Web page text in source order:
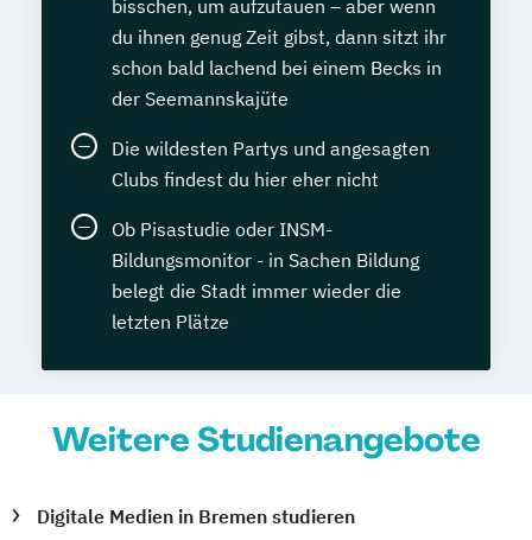
bisschen, um aufzutauen – aber wenn
du ihnen genug Zeit gibst, dann sitzt ihr
schon bald lachend bei einem Becks in
der Seemannskajüte
Die wildesten Partys und angesagten
Clubs findest du hier eher nicht
Ob Pisastudie oder INSM-
Bildungsmonitor - in Sachen Bildung
belegt die Stadt immer wieder die
letzten Plätze
Weitere Studienangebote
Digitale Medien in Bremen studieren